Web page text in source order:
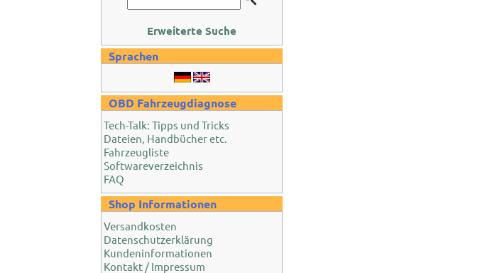
Erweiterte Suche
Sprachen
OBD Fahrzeugdiagnose
Tech-Talk: Tipps und Tricks
Dateien, Handbücher etc.
Fahrzeugliste
Softwareverzeichnis
FAQ
Shop Informationen
Versandkosten
Datenschutzerklärung
Kundeninformationen
Kontakt / Impressum